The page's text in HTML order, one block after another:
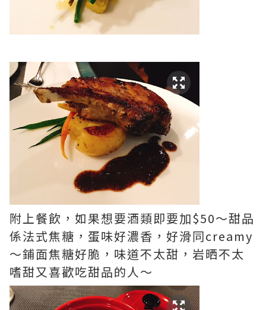
附上餐飲，如果想要酒類即要加$50～甜品
係法式焦糖，蛋味好濃香，好滑同creamy
～鋪面焦糖好脆，味道不太甜，岩晒不太
嗜甜又喜歡吃甜品的人～